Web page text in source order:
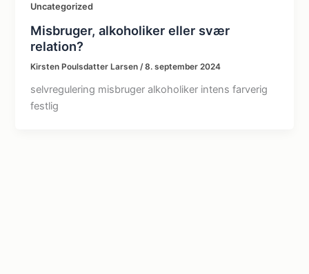
Uncategorized
Misbruger, alkoholiker eller svær
relation?
Kirsten Poulsdatter Larsen/8. september 2024
selvregulering misbruger alkoholiker intens farverig
festlig